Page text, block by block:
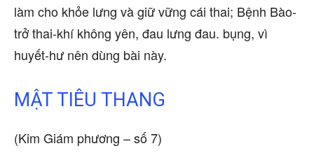
làm cho khỏe lưng và giữ vững cái thai; Bệnh Bào-
trở thai-khí không yên, đau lưng đau. bụng, vì
huyết-hư nên dùng bài này.
MẬT TIÊU THANG
(Kim Giám phương – số 7)